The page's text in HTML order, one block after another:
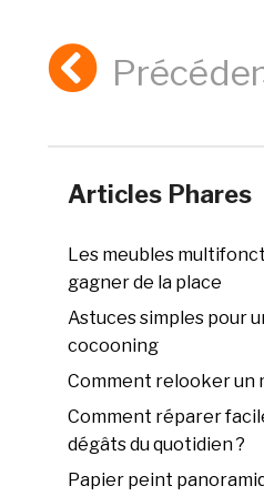
Articles Phares
Les meubles
gagner de la place
Astuces simples pour
cocooning
Comment relooker un
Comment réparer
dégâts du quotidien ?
Papier peint